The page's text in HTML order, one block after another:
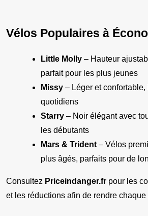
Vélos Populaires à
Little Molly – Hauteur
parfait pour les plus jeunes
Missy – Léger et
quotidiens
Starry – Noir élégant avec
les débutants
Mars & Trident – Vélos
plus âgés, parfaits pour de
Consultez Priceindanger.fr pour les
et les réductions afin de rendre